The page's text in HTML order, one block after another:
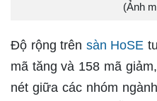
(Ảnh
Độ rộng trên sàn HoSE
mã tăng và 158 mã
nét giữa các nhóm